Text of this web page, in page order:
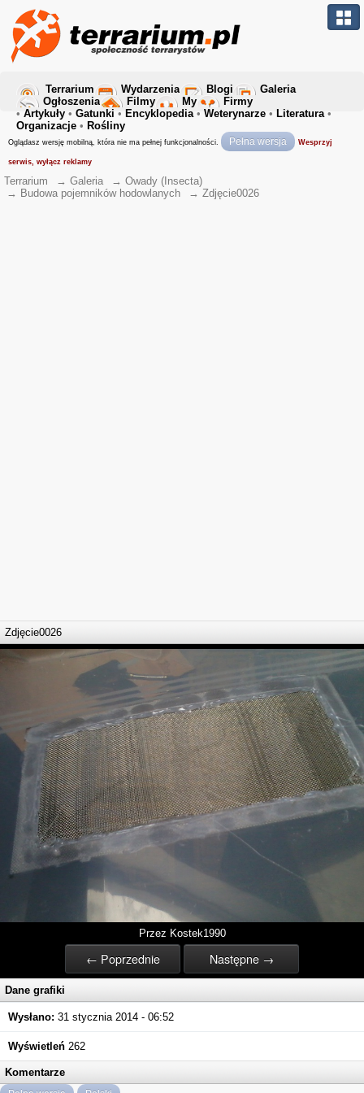
Terrarium Wydarzenia Blogi
Galeria
Ogłoszenia
Filmy My
Firmy
• Artykuły • Gatunki • Encyklopedia• Weterynarze • Literatura•
Organizacje • Rośliny
Oglądasz wersję mobilną, która nie ma pełnej funkcjonalności. Pełna wersja Wesprzyj
serwis, wyłącz reklamy
Terrarium → Galeria → Owady (Insecta)
→ Budowa pojemników hodowlanych → Zdjęcie0026
Zdjęcie0026
Przez Kostek1990
← Poprzednie Następne →
Dane grafiki
Wysłano: 31 stycznia 2014 - 06:52
Wyświetleń 262
Komentarze